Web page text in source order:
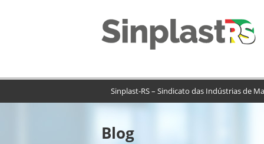
Sinplast-RS – Sindicato das Indústrias de
Blog